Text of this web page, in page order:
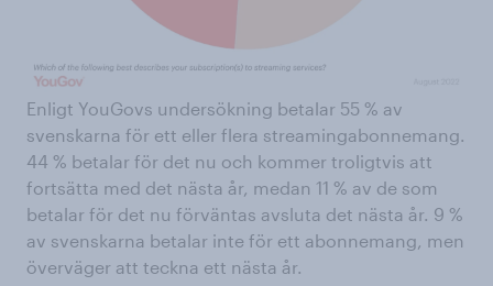
Enligt YouGovs undersökning betalar 55 % av
svenskarna för ett eller flera streamingabonnemang.
44 % betalar för det nu och kommer troligtvis att
fortsätta med det nästa år, medan 11 % av de som
betalar för det nu förväntas avsluta det nästa år. 9 %
av svenskarna betalar inte för ett abonnemang, men
överväger att teckna ett nästa år.